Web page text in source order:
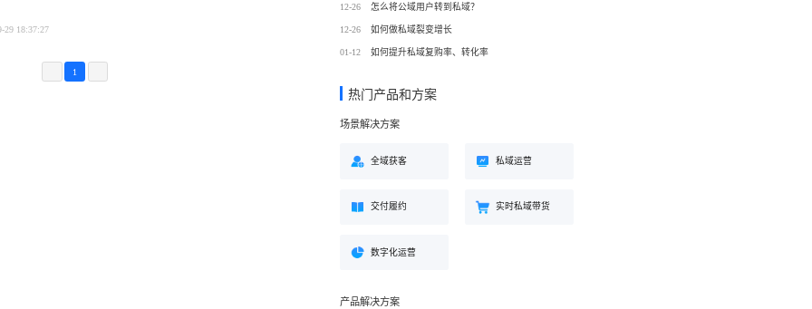
心理咨询机构私域获客、标准化交
付与用户留存一站式解决方案
29 18:37:27
1
12-26 怎么将公域用户转到私域？
12-26 如何做私域裂变增长
01-12 如何提升私域复购率、转化率
热门产品和方案
场景解决方案
全域获客 私域运营
交付履约 实时私域带货
数字化运营
产品解决方案